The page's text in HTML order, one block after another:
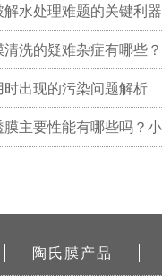
水处理难题的关键利器
洗的疑难杂症有哪些？
出现的污染问题解析
陶氏膜产品